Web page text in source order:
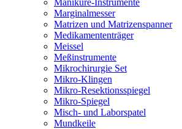
Maniküre-Instrumente
Marginalmesser
Matrizen und Matrizenspanner
Medikamententräger
Meissel
Meßinstrumente
Mikrochirurgie Set
Mikro-Klingen
Mikro-Resektionsspiegel
Mikro-Spiegel
Misch- und Laborspatel
Mundkeile